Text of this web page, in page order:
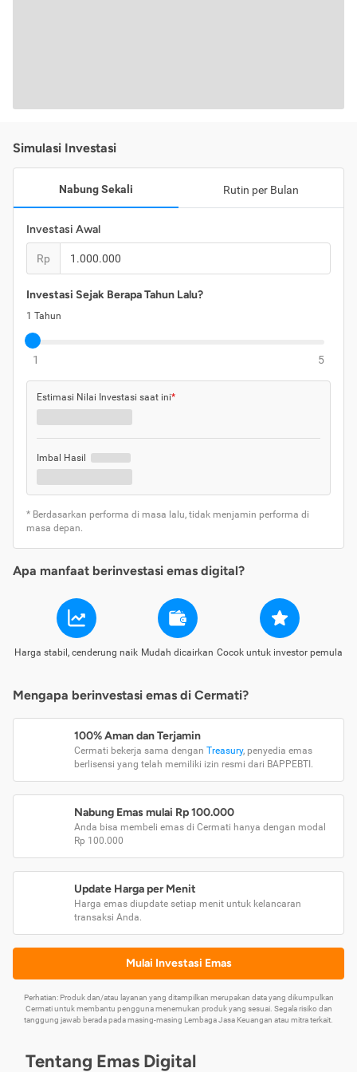
Simulasi Investasi
Nabung Sekali Rutin per Bulan
Investasi Awal
Rp
Investasi Sejak Berapa Tahun Lalu?
1 Tahun
1 5
Estimasi Nilai Investasi saat ini*
Imbal Hasil
* Berdasarkan performa di masa lalu, tidak menjamin performa di
masa depan.
Apa manfaat berinvestasi emas digital?
Harga stabil, cenderung naik Mudah dicairkan Cocok untuk investor pemula
Mengapa berinvestasi emas di Cermati?
100% Aman dan Terjamin
Cermati bekerja sama dengan Treasury, penyedia emas
berlisensi yang telah memiliki izin resmi dari BAPPEBTI.
Nabung Emas mulai Rp 100.000
Anda bisa membeli emas di Cermati hanya dengan modal
Rp 100.000
Update Harga per Menit
Harga emas diupdate setiap menit untuk kelancaran
transaksi Anda.
Mulai Investasi Emas
Perhatian: Produk dan/atau layanan yang ditampilkan merupakan data yang dikumpulkan
Cermati untuk membantu pengguna menemukan produk yang sesuai. Segala risiko dan
tanggung jawab berada pada masing-masing Lembaga Jasa Keuangan atau mitra terkait.
Tentang Emas Digital